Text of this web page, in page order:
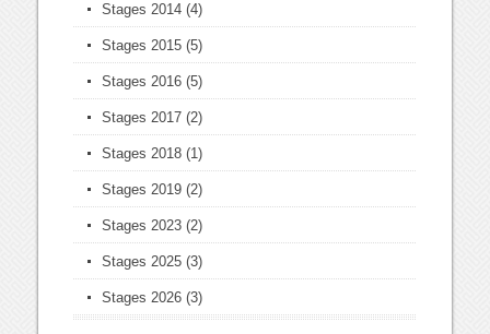
Stages 2014 (4)
Stages 2015 (5)
Stages 2016 (5)
Stages 2017 (2)
Stages 2018 (1)
Stages 2019 (2)
Stages 2023 (2)
Stages 2025 (3)
Stages 2026 (3)